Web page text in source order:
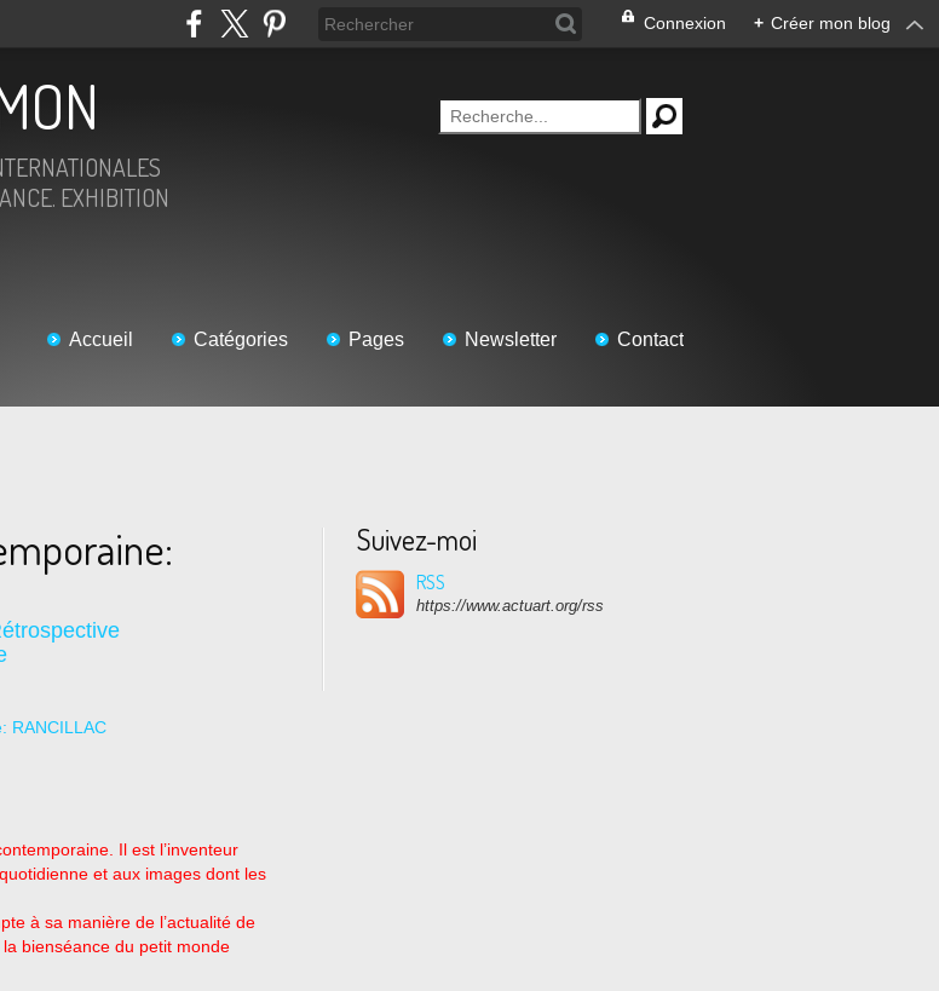
Connexion + Créer mon blog
EXHIBITION
Accueil Catégories Pages Newsletter Contact
Il est l’inventeur
et aux images dont les
à sa manière de l’actualité de
bienséance du petit monde
Suivez-moi
RSS
https://www.actuart.org/rss